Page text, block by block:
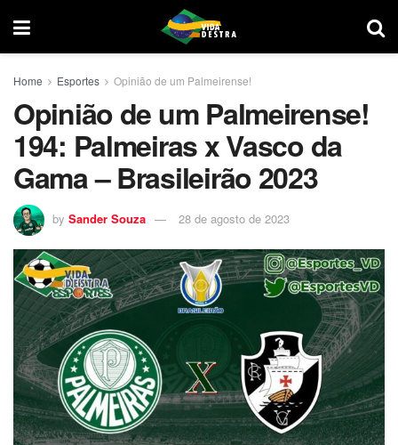
Home Esportes Opinião de um Palmeirense!
Opinião de um Palmeirense!
194: Palmeiras x Vasco da
Gama – Brasileirão 2023
by Sander Souza 28 de agosto de 2023